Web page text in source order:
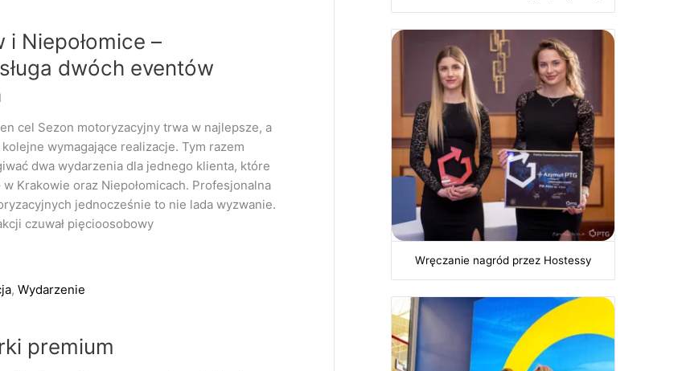
Niepołomice –
dwóch eventów
cel Sezon motoryzacyjny trwa w najlepsze, a
wymagające realizacje. Tym razem
dwa wydarzenia dla jednego klienta, które
Krakowie oraz Niepołomicach. Profesjonalna
jednocześnie to nie lada wyzwanie.
czuwał pięcioosobowy
,Wydarzenie
premium
Wręczanie nagród przez Hostessy